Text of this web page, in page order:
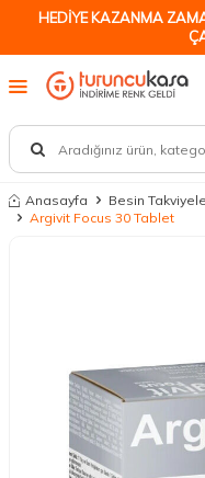
HEDİYE KAZANMA
Anasayfa Besin
Argivit Focus 30 Tablet